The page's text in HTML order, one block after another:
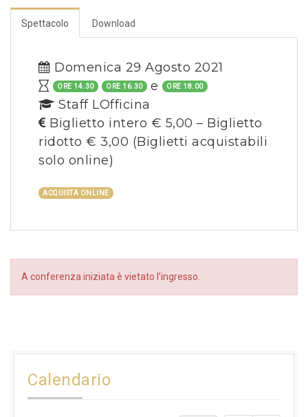
Spettacolo Download
Domenica 29 Agosto 2021
ORE 14.30 ORE 16.30 e ORE 18.00
Staff LOfficina
Biglietto intero € 5,00 – Biglietto
ridotto € 3,00 (Biglietti acquistabili
solo online)
ACQUISTA ONLINE
A conferenza iniziata è vietato l’ingresso.
Calendario